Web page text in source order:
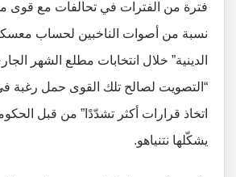
فترة من الفترات في تحالفات مع قوى
نسبة من أصوات الناخبين لحساب معسكر
الدينية” خلال انتخابات مطلع الشهر
“التصويت لصالح تلك القوى حمل رغبة
اتخاذ قرارات أكثر تشدّدًا” من قبل
يشكّلها نتنياهو.